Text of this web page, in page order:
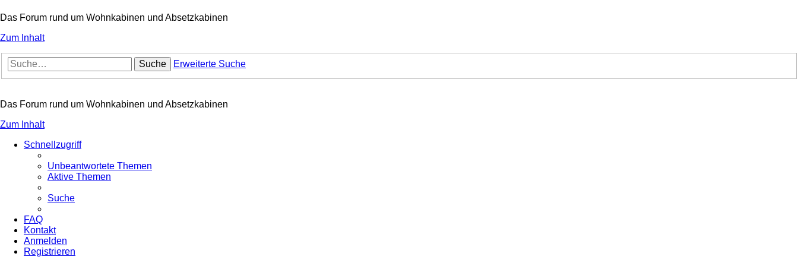
Das Forum rund um Wohnkabinen und Absetzkabinen
Zum Inhalt
Suche Erweiterte Suche
Das Forum rund um Wohnkabinen und Absetzkabinen
Zum Inhalt
Schnellzugriff
Unbeantwortete Themen
Aktive Themen
Suche
FAQ
Kontakt
Anmelden
Registrieren